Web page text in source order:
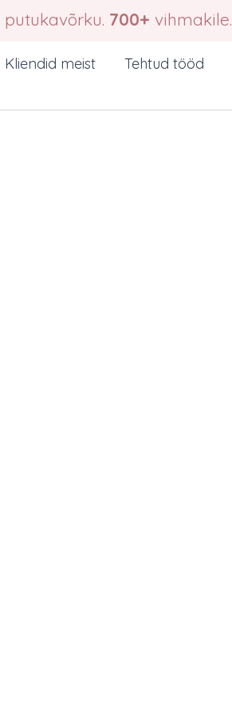
putukavõrku. 700+ vihmakile.
Kliendid meist Tehtud tööd